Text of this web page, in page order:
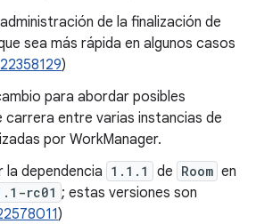
de la finalización de
sea más rápida en algunos casos
)
para abordar posibles
carrera entre varias instancias de
por WorkManager.
la dependencia 1.1.1 de Room en
rc01 ; estas versiones son
)